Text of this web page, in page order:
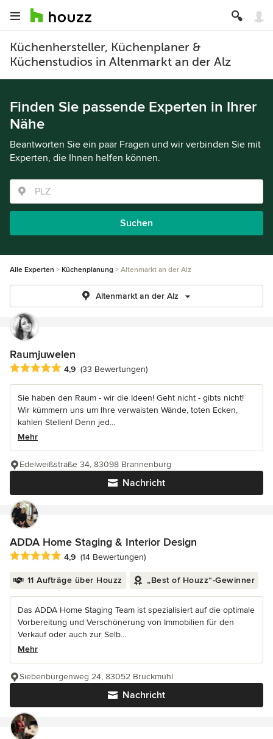
Küchenhersteller, Küchenplaner &
Küchenstudios in Altenmarkt an der Alz
Finden Sie passende Experten in Ihrer
Nähe
Beantworten Sie ein paar Fragen und wir verbinden Sie mit
Experten, die Ihnen helfen können.
Suchen
Alle Experten Küchenplanung Altenmarkt an der Alz
Altenmarkt an der Alz
Raumjuwelen
Durchschnittliche Bewertung: 4.9 von 5 Sternen
4,9 (33 Bewertungen)
Sie haben den Raum - wir die Ideen! Geht nicht - gibts nicht!
Wir kümmern uns um Ihre verwaisten Wände, toten Ecken,
kahlen Stellen! Denn jed...
Mehr
Nachricht
Edelweißstraße 34, 83098 Brannenburg
ADDA Home Staging & Interior Design
Durchschnittliche Bewertung: 4.9 von 5 Sternen
4,9 (14 Bewertungen)
11 Aufträge über Houzz „Best of Houzz“-Gewinner
Das ADDA Home Staging Team ist spezialisiert auf die optimale
Vorbereitung und Verschönerung von Immobilien für den
Verkauf oder auch zur Selb...
Mehr
Nachricht
Siebenbürgenweg 24, 83052 Bruckmühl